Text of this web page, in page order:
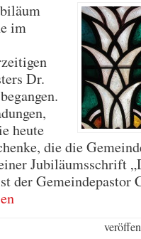
im
Dr.
heute
die die
Jubiläumsschrift
der Gemeindepastor